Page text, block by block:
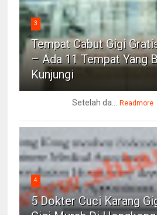
3
Tempat Cabut Gigi
– Ada 11 Tempat Yang
Kunjungi
Setelah da... Readmore
4
5 Dokter Cuci Karang